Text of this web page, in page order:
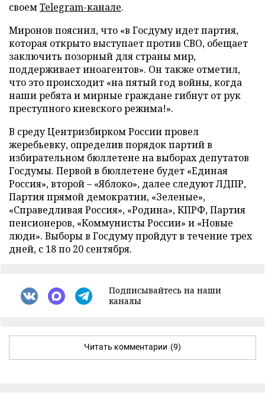
своемTelegram-канале.
Миронов пояснил, что «в Госдуму идет партия,
которая открыто выступает против СВО, обещает
заключить позорный для страны мир,
поддерживает иноагентов». Он также отметил,
что это происходит «на пятый год войны, когда
наши ребята и мирные граждане гибнут от рук
преступного киевского режима!».
В среду Центризбирком России провел
жеребьевку, определив порядок партий в
избирательном бюллетене на выборах депутатов
Госдумы. Первой в бюллетене будет «Единая
Россия», второй – «Яблоко», далее следуют ЛДПР,
Партия прямой демократии, «Зеленые»,
«Справедливая Россия», «Родина», КПРФ, Партия
пенсионеров, «Коммунисты России» и «Новые
люди». Выборы в Госдуму пройдут в течение трех
дней, с 18 по 20 сентября.
Подписывайтесь на наши
каналы
Читать комментарии (9)